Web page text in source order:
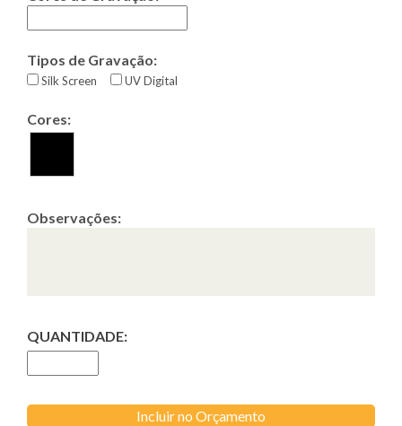
Tipos de Gravação:
Silk Screen UV Digital
Cores:
Observações:
QUANTIDADE:
Incluir no Orçamento